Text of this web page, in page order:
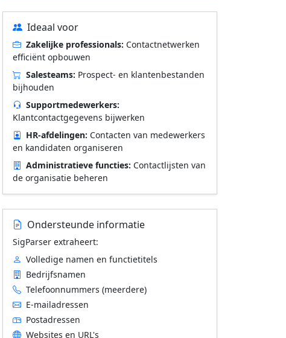
Ideaal voor
Zakelijke professionals: Contactnetwerken
efficiënt opbouwen
Salesteams: Prospect- en klantenbestanden
bijhouden
Supportmedewerkers:
Klantcontactgegevens bijwerken
HR-afdelingen: Contacten van medewerkers
en kandidaten organiseren
Administratieve functies: Contactlijsten van
de organisatie beheren
Ondersteunde informatie
SigParser extraheert:
Volledige namen en functietitels
Bedrijfsnamen
Telefoonnummers (meerdere)
E-mailadressen
Postadressen
Websites en URL's